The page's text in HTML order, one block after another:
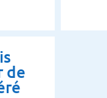
de